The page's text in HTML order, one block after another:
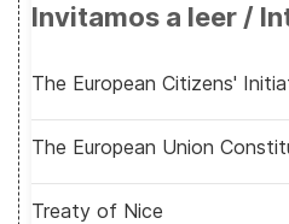
Invitamos a leer /
The European Citizens'
The European Union
Treaty of Nice